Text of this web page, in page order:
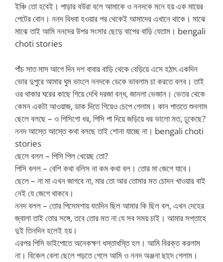
ইঞ্চি তো হবেই। পাড়ার বউরা বলে আমাকে ও ননদকে মনে হয় এক মায়ের
পেটের বোন। ননদ বিধবা হওয়ার পর থেকেই আমাদের এখানে থাকে। মাঝে
মাঝে তাই আমি ননদের উপর সংসার ছেড়ে বাপের বাড়ি যেতাম। bengali
choti stories
পাঁচ সাত মাস আগে দিন দশ বাবার বাড়ি থেকে বেড়িয়ে এসে হঠাৎ একদিন
ভোর দুপুরে আমার ঘুম ভাংলে ননদকে ডেকে ভাবলাম চা করতে বলব। তাই
ওর থাকার ঘরের কাছে গিয়ে দেখি দরজা বন্ধ, জানলা ভেজান। ভেতর থেকে
কেমন একটা আওয়াজ, ডাক দিতে গিয়েও চেপে গেলাম। কান পাততে শুনলাম
ছেলে বলছে – ও পিসিগো ধর, পিসি পা দিয়ে জড়িয়ে ধর ভালো মত, ঢুকেছে?
ননদ আস্তে আস্তে কথা বলছে তাই শোনা যাচ্ছে না। bengali choti
stories
ছেলে বলল – পিসি পিল খেয়েছ তো?
পিসি বলল – বেশি কথা বলিস না কম কথা বল। তোর মা জেগে যাবে।
ছেলে – না মা এখন জাগবে না, মার তো আর তোমার মত চোদন খাওয়ার বাই
নেই যে জেগে থাকবে।
ননদ বলল – তোর পিসেমশায় যতদিন ছিল আমার কি ছিল বল, এখন দেহের
জ্বালা তাই তোর সঙ্গে, তবে তোর মত না যে সব সময় চাই। আমার সপ্তাহে
দুই তিনদিন হলেই হয়।
এরপর পিসি ভাইপোতে অনেকক্ষণ ধস্তাধস্তি হল। আমি বিরক্ত করলাম
না। বিকেল বেলা ছেলে পড়তে গেলে আমি ও ননদ অঞ্জনা ছাদে গেলাম।